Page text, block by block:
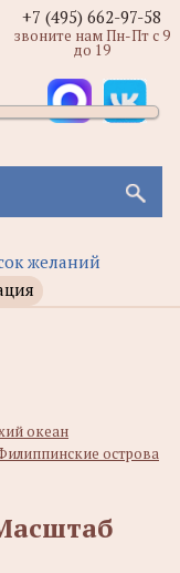
желаний
+7 (495) 662-97-58
звоните нам Пн-Пт с 9
до 19
океан
острова